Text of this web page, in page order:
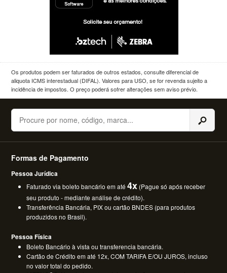
Os produtos podem ser faturados de outros estados, consulte diferencial de
aliquota ICMS interestadual (DIFAL). Valores para USO, se for revenda sujeito a
incidência de impostos. O preço poderá sofrer alterações sem aviso prévio.
Buscar
Formas de Pagamento
Pessoa Jurídica
Faturado via boleto bancário em até4x (Pague só após receber
seu produto - mediante análise de crédito).
Transferência Bancária, PIX ou cartão BNDES (para produtos
produzidos no Brasil).
Pessoa Física
Boleto Bancário à vista ou transferencia bancária.
Cartão de Crédito em até 12x, COM TARIFA E/OU JUROS, incluso
no valor total do pedido.